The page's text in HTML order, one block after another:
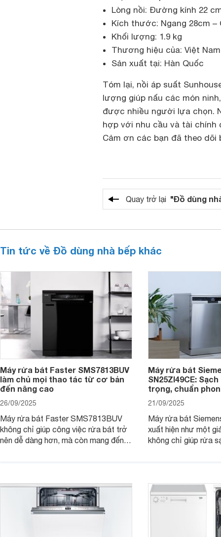
Lòng nồi: Đường kính 22
Kích thước: Ngang 28cm –
Khối lượng: 1.9 kg
Thương hiệu của: Việt
Sản xuất tại: Hàn Quốc
Tóm lại, nồi áp suất
lượng giúp nấu các món
được nhiều người lựa chọn.
hợp với nhu cầu và tài chính
Cảm ơn các bạn đã theo dõi
Quay trở lại "Đồ dùng
Tin tức về Đồ dùng nhà bếp khác
Máy rửa bát Faster SMS7813BUV
làm chủ mọi thao tác từ cơ bản
đến nâng cao
26/09/2025
Máy rửa bát Faster SMS7813BUV
không chỉ giúp công việc rửa bát trở
nên dễ dàng hơn, mà còn mang đến
sản phẩm này mang lại nhé.
Máy rửa bát
SN25ZI49CE:
trọng, chuẩn
21/09/2025
Máy rửa bát
xuất hiện như một
không chỉ giúp rửa
chúng tôi đi đánh
này nhé.